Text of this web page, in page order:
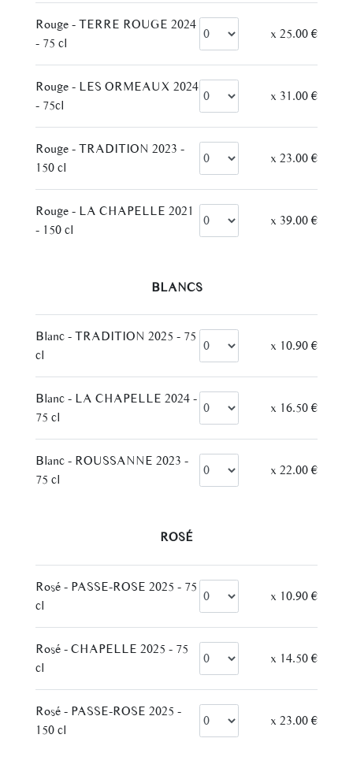
Rouge - TERRE ROUGE 2024
- 75 cl
x 25.00 €
Rouge - LES ORMEAUX 2024
- 75cl
x 31.00 €
Rouge - TRADITION 2023 -
150 cl
x 23.00 €
Rouge - LA CHAPELLE 2021
- 150 cl
x 39.00 €
– BLANCS –
Blanc - TRADITION 2025 - 75
cl
x 10.90 €
Blanc - LA CHAPELLE 2024 -
75 cl
x 16.50 €
Blanc - ROUSSANNE 2023 -
75 cl
x 22.00 €
– ROSÉ –
Rosé - PASSE-ROSE 2025 - 75
cl
x 10.90 €
Rosé - CHAPELLE 2025 - 75
cl
x 14.50 €
Rosé - PASSE-ROSE 2025 -
150 cl
x 23.00 €